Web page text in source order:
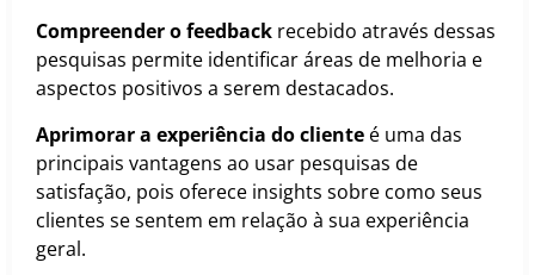
Compreender o feedback recebido através dessas
pesquisas permite identificar áreas de melhoria e
aspectos positivos a serem destacados.
Aprimorar a experiência do cliente é uma das
principais vantagens ao usar pesquisas de
satisfação, pois oferece insights sobre como seus
clientes se sentem em relação à sua experiência
geral.